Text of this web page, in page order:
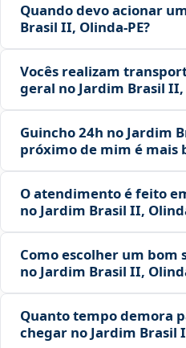
Quando devo acionar
Brasil II, Olinda‑PE?
Vocês realizam
geral no Jardim Brasil II,
Guincho 24h no Jardim
próximo de mim é mais
O atendimento é feito
no Jardim Brasil II,
Como escolher um bom
no Jardim Brasil II,
Quanto tempo demora
chegar no Jardim Brasil